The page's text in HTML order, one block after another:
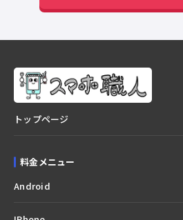
トップページ
料金メニュー
Android